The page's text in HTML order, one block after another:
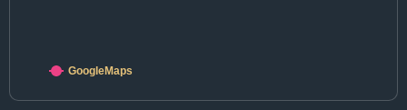
GoogleMaps